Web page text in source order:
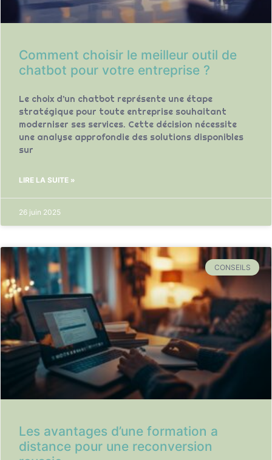
Comment choisir le meilleur outil de
chatbot pour votre entreprise ?
Le choix d’un chatbot représente une étape
stratégique pour toute entreprise souhaitant
moderniser ses services. Cette décision nécessite
une analyse approfondie des solutions disponibles
sur
LIRE LA SUITE »
26 juin 2025
CONSEILS
Les avantages d’une formation a
distance pour une reconversion